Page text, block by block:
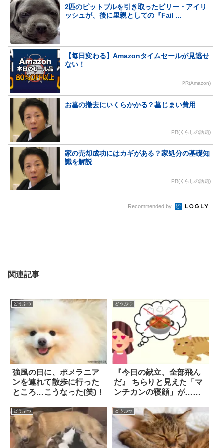
2匹のピットブルを引き取ったビリー・アイリ
ッシュが、後に里親としての『Fail ...
【毎日変わる】Amazonタイムセールが見逃せ
ない！
PR(Amazon)
お墓の撤去にいくらかかる？墓じまい費用
PR(くらしの話題)
家の売却成功にはカギがある？家処分の基礎知
識を解説
PR(くらしの話題)
Recommended by
関連記事
どうぶつ
強風の日に、ポメラニア
ンを連れて散歩に行った
ところ…こうなった(笑)！
どうぶつ
『今日の献立、全部飛ん
だ』 ちらりと見えた「マ
ンチカンの寝顔」が…破
も手につかない！！
どうぶつ どうぶつ